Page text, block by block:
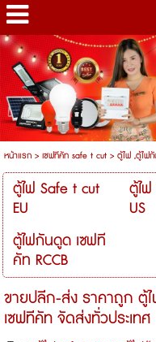
หน้าแรก> เซฟทีคัท safe t cut> ตู้ไฟ ,ตู้ไฟ
ตู้ไฟ Safe t cut
EU
ตู้ไ
US
ตู้ไฟกันดูด เซฟที
คัท RCCB
ขายปลีก-ส่ง ราคาถูก ตู้
เซฟทีคัท จัดส่งทั่วประเทศ